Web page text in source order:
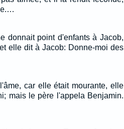
donnait point d'enfants à Jacob,
elle dit à Jacob: Donne-moi des
car elle était mourante, elle
mais le père l'appela Benjamin.